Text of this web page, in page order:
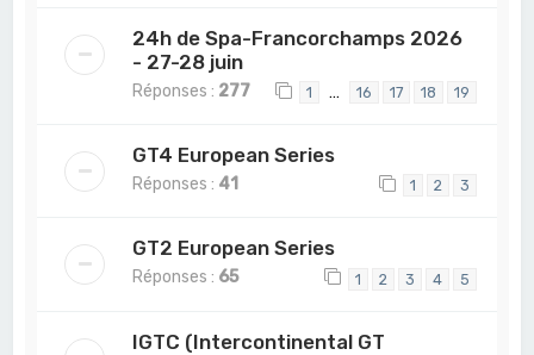
24h de Spa-Francorchamps 2026
- 27-28 juin
Réponses : 277 1 … 16 17 18 19
GT4 European Series
Réponses : 41 1 2 3
GT2 European Series
Réponses : 65 1 2 3 4 5
IGTC (Intercontinental GT